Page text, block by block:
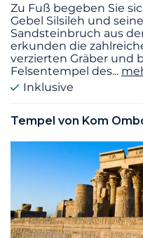
Zu Fuß begeben Sie
Gebel Silsileh und
Sandsteinbruch aus
erkunden die
verzierten Gräber und
Felsentempel des...
Inklusive
Tempel von Kom